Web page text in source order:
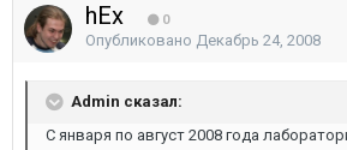
hEx 0
Опубликовано Декабрь 24, 2008
Admin сказал:
С января по август 2008 года